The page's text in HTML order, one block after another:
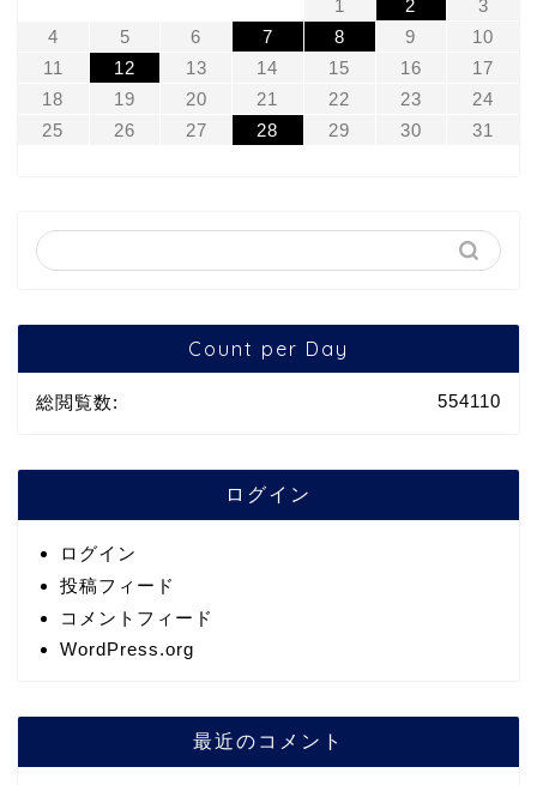
1 2
3
4
5 6 7 8 9
10
11
12 13 14 15 16
17
18
19 20 21 22 23
24
25
26 27 28 29 30 31
Count per Day
554110
総閲覧数:
ログイン
ログイン
投稿フィード
コメントフィード
WordPress.org
最近のコメント